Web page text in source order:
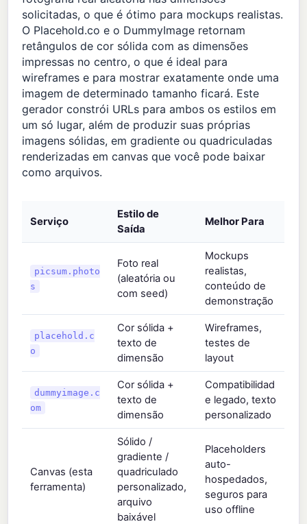
solicitadas, o que é ótimo para mockups realistas.
O Placehold.co e o DummyImage retornam
retângulos de cor sólida com as dimensões
impressas no centro, o que é ideal para
wireframes e para mostrar exatamente onde uma
imagem de determinado tamanho ficará. Este
gerador constrói URLs para ambos os estilos em
um só lugar, além de produzir suas próprias
imagens sólidas, em gradiente ou quadriculadas
renderizadas em canvas que você pode baixar
como arquivos.
Serviço
Estilo de
Saída
Melhor Para
picsum.photo
s
Foto real
(aleatória ou
com seed)
Mockups
realistas,
conteúdo de
demonstração
placehold.c
o
Cor sólida +
texto de
dimensão
Wireframes,
testes de
layout
dummyimage.c
om
Cor sólida +
texto de
dimensão
Compatibilidad
e legado, texto
personalizado
Canvas (esta
ferramenta)
Sólido /
gradiente /
quadriculado
personalizado,
arquivo
baixável
Placeholders
auto-
hospedados,
seguros para
uso offline